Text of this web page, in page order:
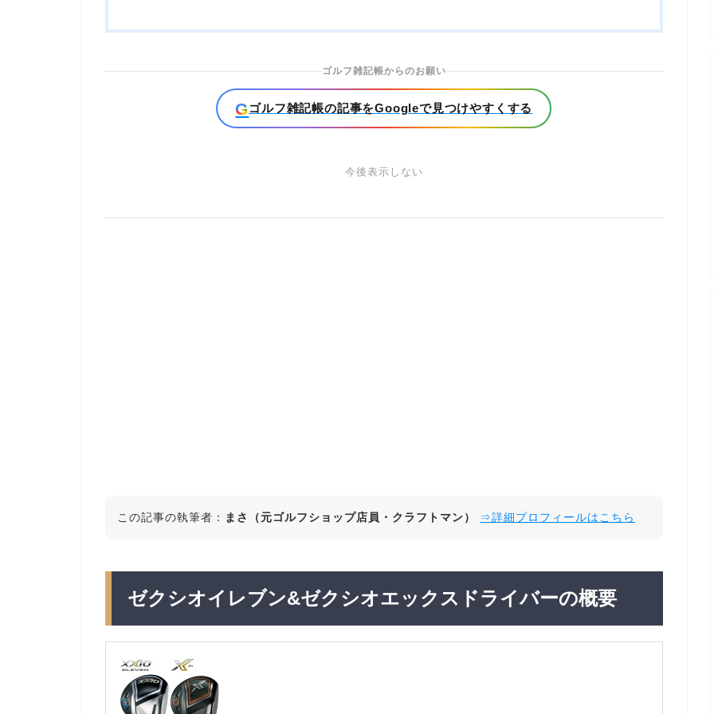
ゴルフ雑記帳からのお願い
Gゴルフ雑記帳の記事をGoogleで見つけやすくする
今後表示しない
この記事の執筆者： まさ（元ゴルフショップ店員・クラフトマン） ⇒詳細プロフィールはこちら
ゼクシオイレブン&ゼクシオエックスドライバーの概要